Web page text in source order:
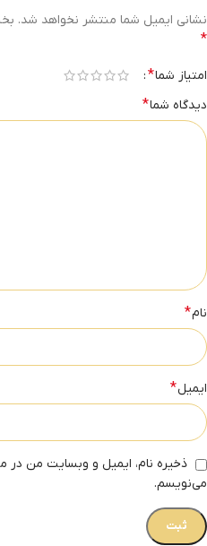
نشانی ایمیل شما منتشر نخواهد شد.
*
امتیاز شما*
دیدگاه شما*
نام*
ایمیل*
ذخیره نام، ایمیل و وبسایت من در
می‌نویسم.